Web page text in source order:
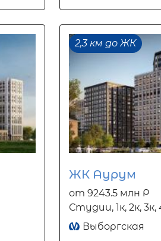
2,3 км до ЖК
ЖК Аурум
от 9243.5 млн Р
Студии, 1к, 2к,
Выборгская